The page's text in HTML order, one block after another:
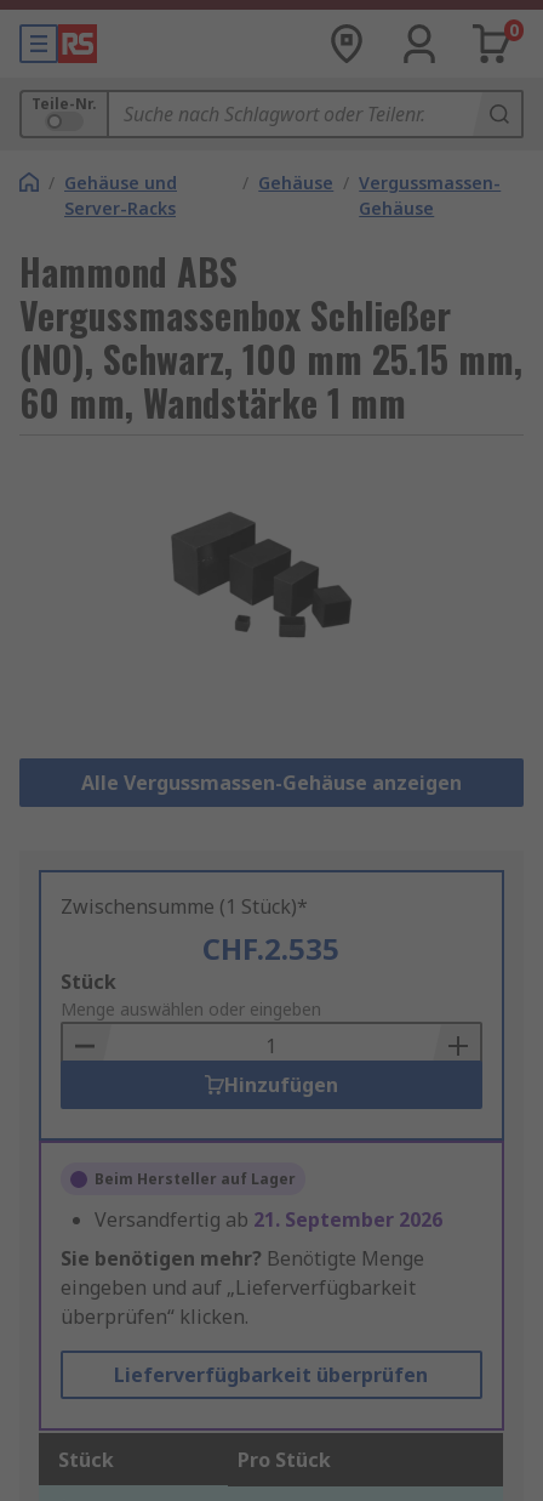
0
Teile-Nr.
/ Gehäuse und
Server-Racks
/ Gehäuse / Vergussmassen-
Gehäuse
Hammond ABS
Vergussmassenbox Schließer
(NO), Schwarz, 100 mm 25.15 mm,
60 mm, Wandstärke 1 mm
Alle Vergussmassen-Gehäuse anzeigen
Zwischensumme (1 Stück)*
CHF.2.535
Add
to
Basket
Stück
Menge auswählen oder eingeben
Hinzufügen
Beim Hersteller auf Lager
Versandfertig ab 21. September 2026
Sie benötigen mehr? Benötigte Menge
eingeben und auf „Lieferverfügbarkeit
überprüfen“ klicken.
Lieferverfügbarkeit überprüfen
Stück Pro Stück